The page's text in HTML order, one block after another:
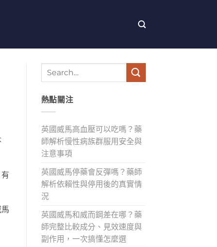
熱點關注
英國威馬高血壓可以吃嗎？藥
師解析慢性病族群服用安全與
注意事項
英國威馬停藥會反彈嗎？藥師
解析依賴性與停用後的真實情
況
英國威馬和威而鋼差在哪？藥
師完整比較成分、見效速度與
副作用，一次搞懂怎麼選